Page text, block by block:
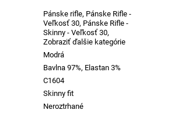
Pánske rifle, Pánske Rifle -
Veľkosť 30, Pánske Rifle -
Skinny - Veľkosť 30,
Zobraziť ďalšie kategórie
Modrá
Bavlna 97%, Elastan 3%
C1604
Skinny fit
Neroztrhané